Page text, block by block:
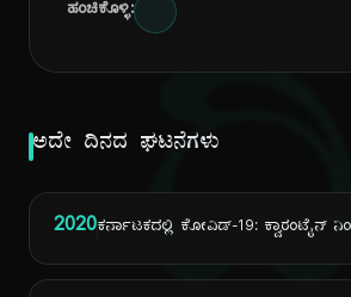
ಹಂಚಿಕೊಳ್ಳಿ:
ಅದೇ ದಿನದ ಘಟನೆಗಳು
2020ಕರ್ನಾಟಕದಲ್ಲಿ ಕೋವಿಡ್-19: ಕ್ವಾರಂಟೈನ್